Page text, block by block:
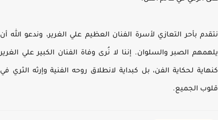
بأحر التعازي لأسرة الفنان العظيم علي الغرير، وندعو الله أن
الصبر والسلوان. إننا لا نُرى وفاة الفنان الكبير علي الغرير
لحكاية الفن، بل كبداية لانطلاق روحه الفنية وإرثه الثري في
الجميع.